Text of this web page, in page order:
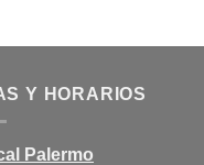
Y HORARIOS
Palermo